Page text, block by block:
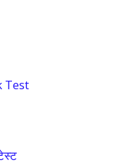
Test